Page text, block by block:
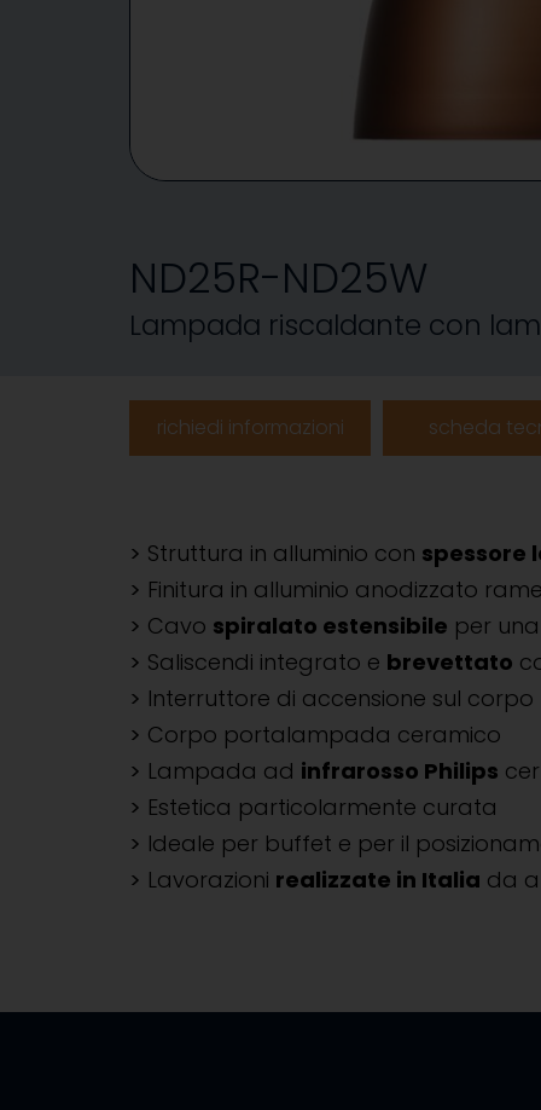
ND25R-ND25W
Lampada riscaldante con
richiedi informazioni scheda
Struttura in alluminio con spessore
Finitura in alluminio anodizzato
Cavo spiralato estensibile per
Saliscendi integrato e brevettato
Interruttore di accensione sul
Corpo portalampada ceramico
Lampada ad infrarosso Philips
Estetica particolarmente curata
Ideale per buffet e per il
Lavorazioni realizzate in Italia da